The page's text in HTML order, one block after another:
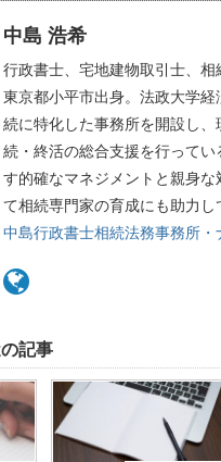
中島 浩希
行政書士、宅地建物取引士、相
東京都小平市出身。法政大学
続に特化した事務所を開設し
続・終活の総合支援を行って
す的確なマネジメントと親身
て相続専門家の育成にも助力し
中島行政書士相続法務事務所
記事